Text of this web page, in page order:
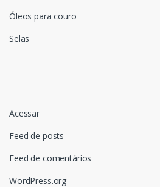
Óleos para couro
Selas
Acessar
Feed de posts
Feed de comentários
WordPress.org